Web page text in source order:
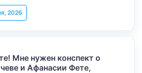
2026
Мне нужен конспект о
и Афанасии Фете,